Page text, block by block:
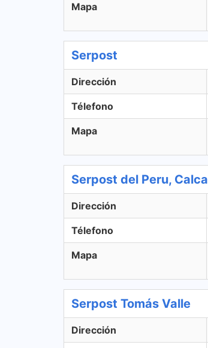
Mapa
Serpost
Dirección
Télefono
Mapa
Serpost del Peru, Calca
Dirección
Télefono
Mapa
Serpost Tomás Valle
Dirección